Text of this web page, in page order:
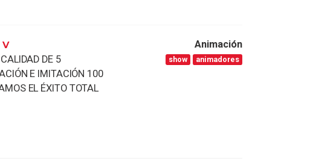
DE 5
E IMITACIÓN 100
EL ÉXITO TOTAL
Animación
show animadores